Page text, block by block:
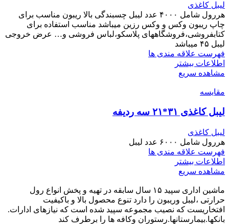
لیبل کاغذی
هررول شامل ۴۰۰۰ عدد لیبل چسبندگی بالا ریبون مناسب برای
چاپ ریبون وکس و وکس رزین میباشد مناسب استفاده برای
کتابفروشی،فروشگاههای پلاسکو،لباس فروشی و… عرض خروجی
لیبل ۴۵ میباشد
فهرست علاقه مندی ها
اطلاعات بیشتر
مشاهده سریع
مقایسه
لیبل کاغذی ۳۱*۲۱ سه ردیفه
لیبل کاغذی
هررول شامل ۶۰۰۰ عدد لیبل
فهرست علاقه مندی ها
اطلاعات بیشتر
مشاهده سریع
ماشین اداری سپید ۱۵ سال سابقه در تهیه و پخش انواع رول
حرارتی ،لیبل وریبون را دارد تنوع محصول بالا و باکیفیت
افتخاریست که نصیب مجموعه سپید شده است که نیازهای ادارات.
بانکها.بیمارستانها.رستوران و‌کافه ها را برطرف کند